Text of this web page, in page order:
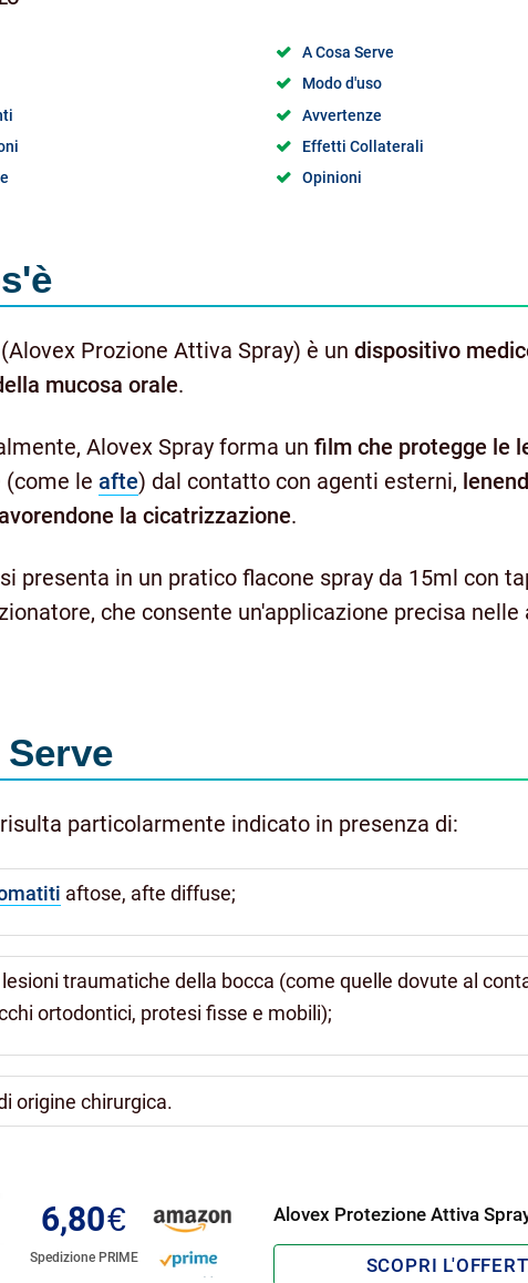
A Cosa Serve
Modo d'uso
Avvertenze
Effetti Collaterali
Opinioni
(Alovex Prozione Attiva Spray) è un dispositivo
mucosa orale.
Alovex Spray forma un film che protegge le
(come le afte) dal contatto con agenti esterni,
la cicatrizzazione.
presenta in un pratico flacone spray da 15ml con
che consente un'applicazione precisa nelle
particolarmente indicato in presenza di:
aftose, afte diffuse;
traumatiche della bocca (come quelle dovute al
ortodontici, protesi fisse e mobili);
origine chirurgica.
6,80€
Spedizione PRIME
Alovex Protezione Attiva